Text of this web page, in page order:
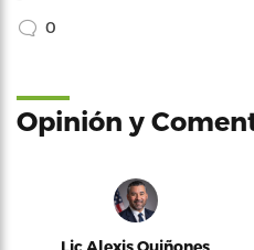
0
Opinión y
Lic Alexis Quiñones